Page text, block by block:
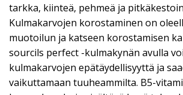
tarkka, kiinteä, pehmeä ja
Kulmakarvojen korostaminen on
muotoilun ja katseen korostamisen
sourcils perfect -kulmakynän avulla
kulmakarvojen epätäydellisyyttä ja
vaikuttamaan tuuheammilta. B5-